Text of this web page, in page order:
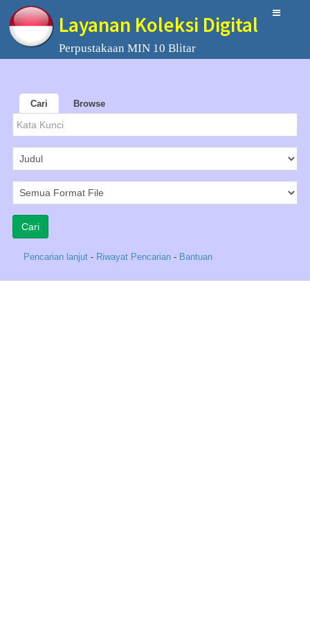
Layanan Koleksi Digital
Perpustakaan MIN 10 Blitar
Cari Browse
Pencarian lanjut - Riwayat Pencarian - Bantuan